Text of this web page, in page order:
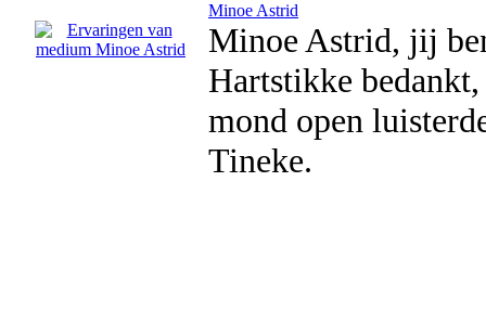
Minoe Astrid
Minoe Astrid, jij
Hartstikke
mond open
Tineke.